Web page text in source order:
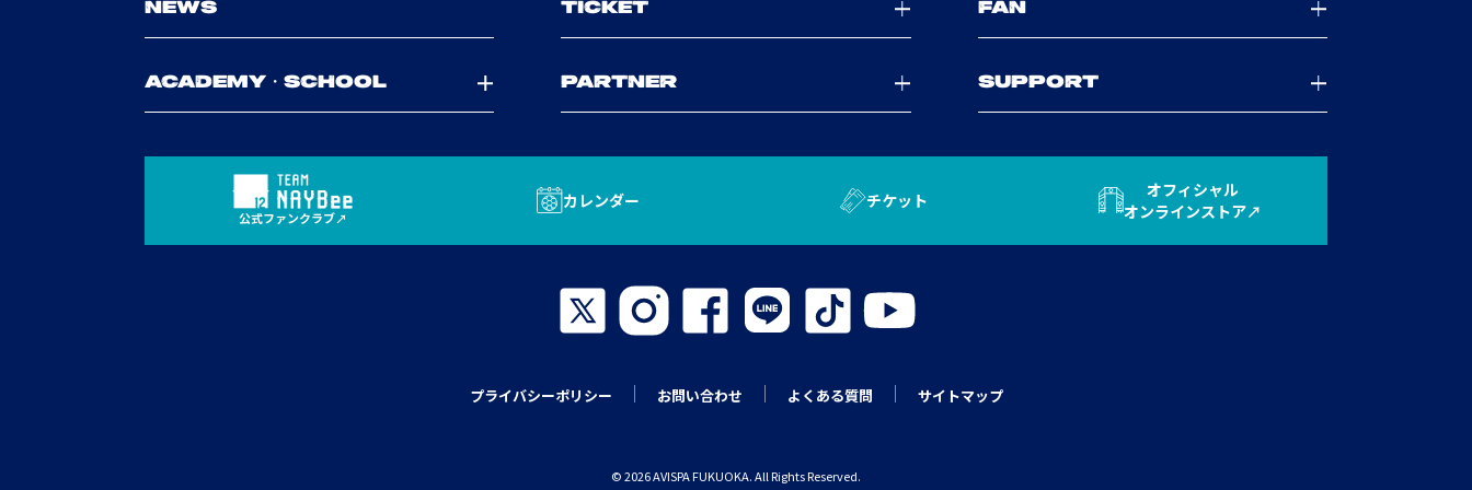
NEWS TICKET FAN
ACADEMY・SCHOOL PARTNER SUPPORT
公式ファンクラブ
カレンダー チケット
オフィシャル
オンラインストア
プライバシーポリシー お問い合わせ よくある質問 サイトマップ
© 2026 AVISPA FUKUOKA. All Rights Reserved.